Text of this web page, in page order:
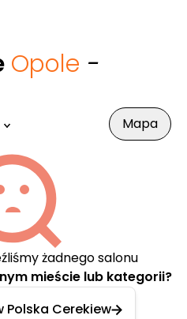
Opole -
Mapa
żadnego salonu
mieście lub kategorii?
Polska Cerekiew